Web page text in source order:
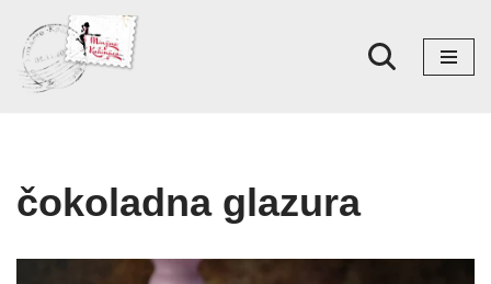
Skoči
na
čokoladna glazura